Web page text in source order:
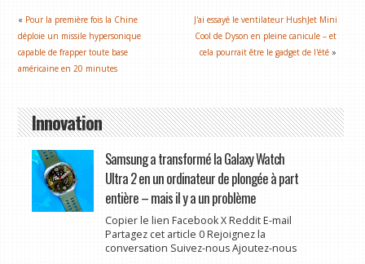
« Pour la première fois la Chine
déploie un missile hypersonique
capable de frapper toute base
américaine en 20 minutes
J'ai essayé le ventilateur HushJet Mini
Cool de Dyson en pleine canicule – et
cela pourrait être le gadget de l'été »
Innovation
Samsung a transformé la Galaxy Watch
Ultra 2 en un ordinateur de plongée à part
entière – mais il y a un problème
Copier le lien Facebook X Reddit E-mail
Partagez cet article 0 Rejoignez la
conversation Suivez-nous Ajoutez-nous